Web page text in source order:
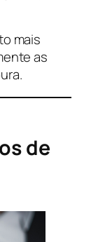
mais
as
de